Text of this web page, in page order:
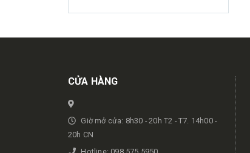
Get in touch
CỬA HÀNG
Giờ mở cửa: 8h30 - 20h T2 - T7. 14h00 -
20h CN